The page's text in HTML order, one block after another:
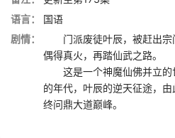
语言：
国语
剧情：
门派废徒叶辰，被赶出宗
偶得真火，再踏仙武之路。
这是一个神魔仙佛并立的
的年代，叶辰的逆天征途，
终问鼎大道巅峰。